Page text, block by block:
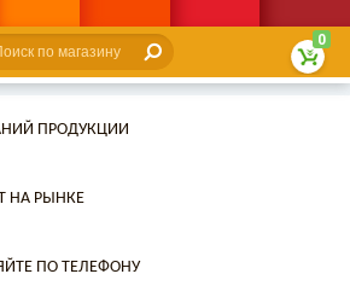
0
ПРОДУКЦИИ
НА РЫНКЕ
ПО ТЕЛЕФОНУ